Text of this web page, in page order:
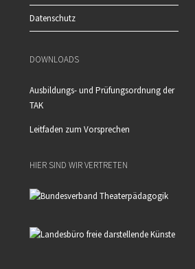
Datenschutz
DOWNLOADS
Ausbildungs- und Prüfungsordnung der
TAK
Leitfaden zum Vorsprechen
HIER SIND WIR VERTRETEN